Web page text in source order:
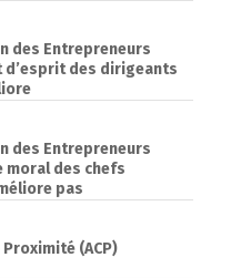
des Entrepreneurs
d’esprit des dirigeants
des Entrepreneurs
moral des chefs
pas
(ACP)